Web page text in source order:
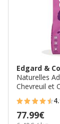
Edgard &
Naturelles
Chevreuil et
Chien - 12Kg
4.9
étoiles
Prix
77.99€